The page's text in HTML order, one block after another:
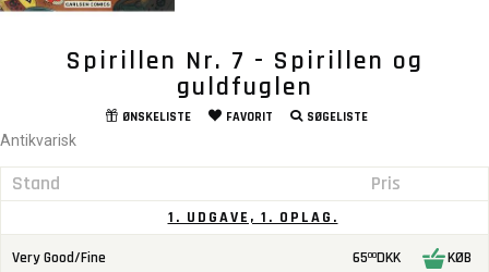
Spirillen Nr. 7 - Spirillen og
guldfuglen
ØNSKELISTE FAVORIT SØGELISTE
Antikvarisk
Stand Pris
1. UDGAVE, 1. OPLAG.
Very Good/Fine 6500DKK KØB